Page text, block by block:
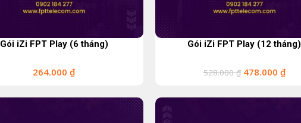
Gói iZi FPT Play (6 tháng)
264.000₫
Gói iZi FPT Play (12 tháng)
528.000₫ 478.000 ₫